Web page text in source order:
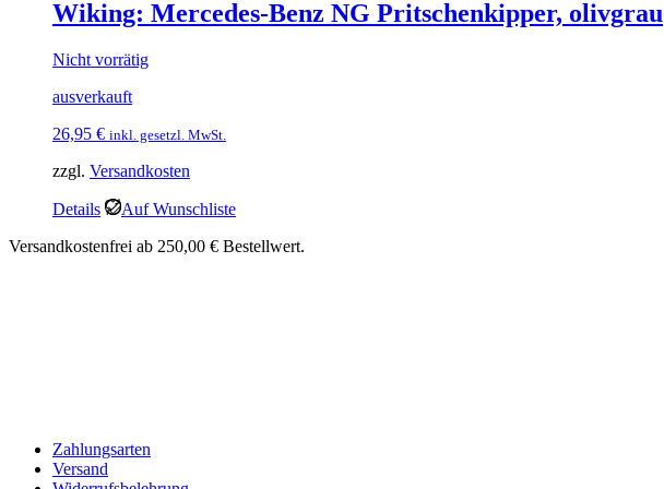
Wiking: Mercedes-Benz NG Pritschenkipper, olivgrau
Nicht vorrätig
ausverkauft
26,95 € inkl. gesetzl. MwSt.
zzgl. Versandkosten
Details
Auf Wunschliste
Versandkostenfrei ab 250,00 € Bestellwert.
Zahlungsarten
Versand